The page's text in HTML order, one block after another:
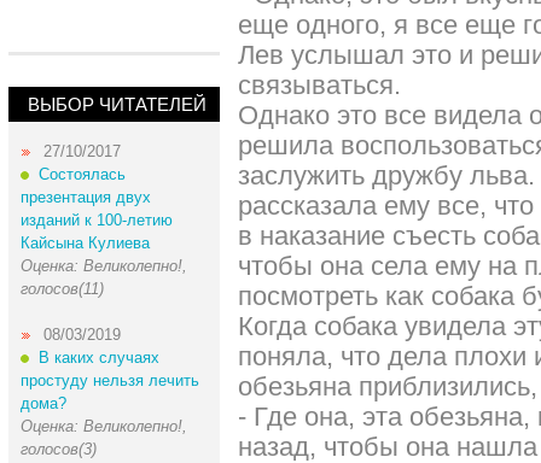
ВЫБОР ЧИТАТЕЛЕЙ
27/10/2017
Состоялась
презентация двух
изданий к 100-летию
Кайсына Кулиева
Оценка: Великолепно!,
голосов(11)
08/03/2019
В каких случаях
простуду нельзя лечить
дома?
Оценка: Великолепно!,
голосов(3)
еще одного, я все еще
Лев услышал это и
связываться.
Однако это все видела
решила
заслужить дружбу
рассказала ему все,
в наказание съесть
чтобы она села ему на
посмотреть как собака
Когда собака увидела
поняла, что дела плохи
обезьяна
- Где она, эта
назад, чтобы она